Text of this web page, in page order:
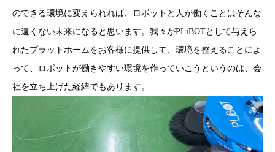
のできる環境に変えられれば、ロボットと人が働くことはそんな
に遠くない未来になると思います。我々がPLiBOTとして与えら
れたプラットホームをお客様に提供して、環境を整えることによ
って、ロボットが働きやすい環境を作っていこうというのは、会
社を立ち上げた経緯でもあります。